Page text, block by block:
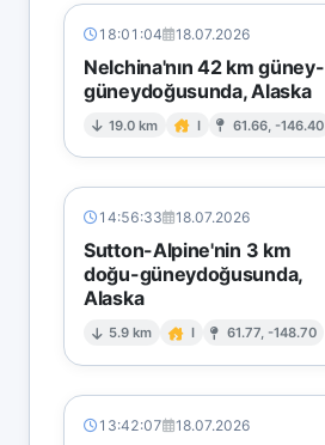
18:01:04 18.07.2026
Nelchina'nın 42 km güney-
güneydoğusunda, Alaska
19.0 km I 61.66, -146.40
14:56:33 18.07.2026
Sutton-Alpine'nin 3 km
doğu-güneydoğusunda,
Alaska
5.9 km I 61.77, -148.70
13:42:07 18.07.2026